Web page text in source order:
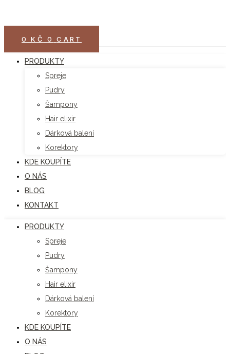
0KČ 0 CART
PRODUKTY
Spreje
Pudry
Šampony
Hair elixir
Dárková balení
Korektory
KDE KOUPÍTE
O NÁS
BLOG
KONTAKT
PRODUKTY
Spreje
Pudry
Šampony
Hair elixir
Dárková balení
Korektory
KDE KOUPÍTE
O NÁS